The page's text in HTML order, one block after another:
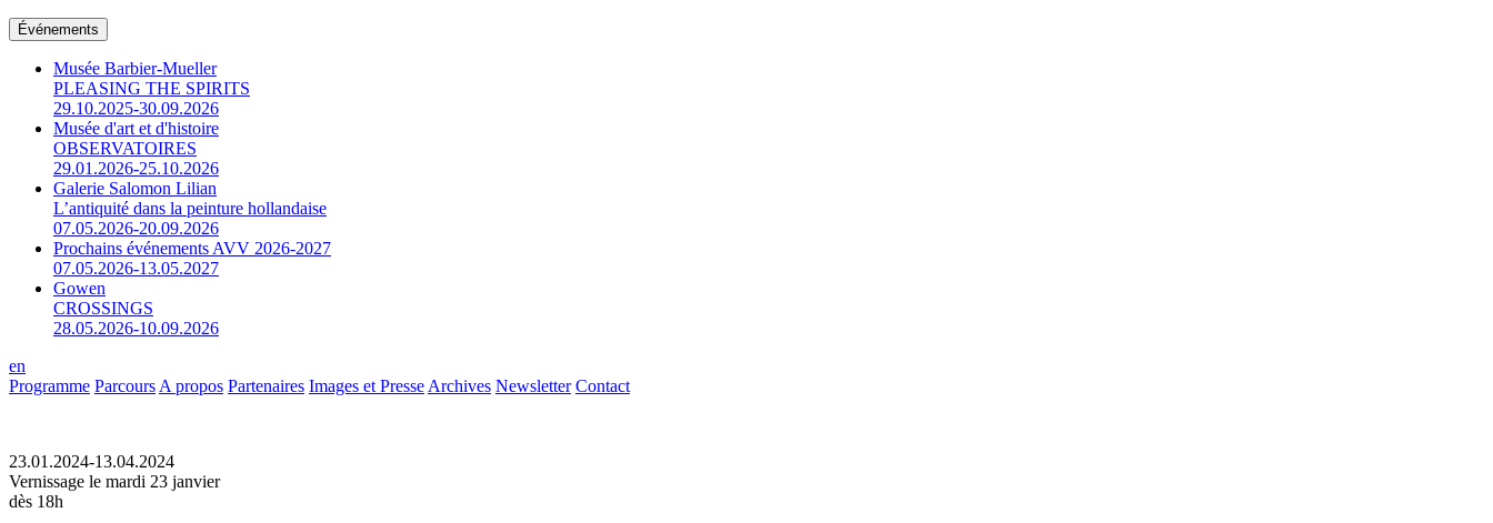
Événements
Musée Barbier-Mueller
PLEASING THE SPIRITS
29.10.2025-30.09.2026
Musée d'art et d'histoire
OBSERVATOIRES
29.01.2026-25.10.2026
Galerie Salomon Lilian
L’antiquité dans la peinture hollandaise
07.05.2026-20.09.2026
Prochains événements AVV 2026-2027
07.05.2026-13.05.2027
Gowen
CROSSINGS
28.05.2026-10.09.2026
en
Programme Parcours A propos Partenaires Images et Presse Archives Newsletter Contact
23.01.2024-13.04.2024
Vernissage le mardi 23 janvier
dès 18h